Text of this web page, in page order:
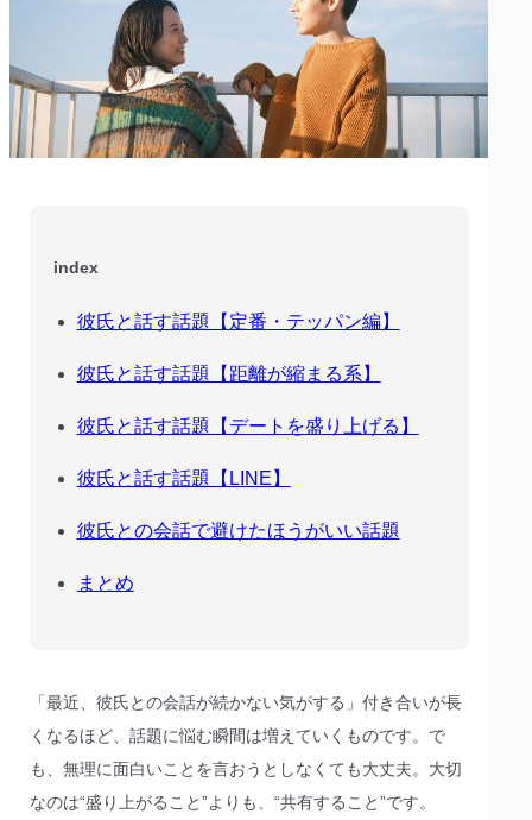
index
彼氏と話す話題【定番・テッパン編】
彼氏と話す話題【距離が縮まる系】
彼氏と話す話題【デートを盛り上げる】
彼氏と話す話題【LINE】
彼氏との会話で避けたほうがいい話題
まとめ
「最近、彼氏との会話が続かない気がする」付き合いが長
くなるほど、話題に悩む瞬間は増えていくものです。で
も、無理に面白いことを言おうとしなくても大丈夫。大切
なのは“盛り上がること”よりも、“共有すること”です。